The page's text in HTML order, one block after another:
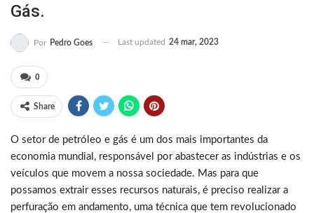
Gás.
Por Pedro Goes Last updated 24 mar, 2023
0
Share
O setor de petróleo e gás é um dos mais importantes da
economia mundial, responsável por abastecer as indústrias e os
veículos que movem a nossa sociedade. Mas para que
possamos extrair esses recursos naturais, é preciso realizar a
perfuração em andamento, uma técnica que tem revolucionado